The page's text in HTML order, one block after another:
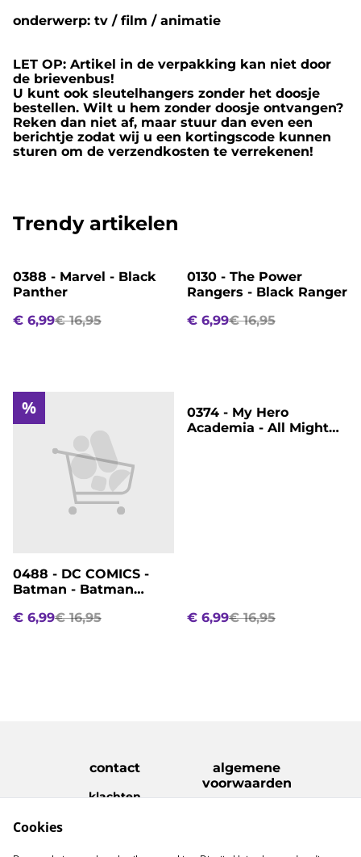
onderwerp: tv / film / animatie
LET OP: Artikel in de verpakking kan niet door
de brievenbus!
U kunt ook sleutelhangers zonder het doosje
bestellen. Wilt u hem zonder doosje ontvangen?
Reken dan niet af, maar stuur dan even een
berichtje zodat wij u een kortingscode kunnen
sturen om de verzendkosten te verrekenen!
Trendy artikelen
%
0388 - Marvel - Black
Panther
€ 6,99€ 16,95
%
0130 - The Power
Rangers - Black Ranger
€ 6,99€ 16,95
%
0488 - DC COMICS -
Batman - Batman
€ 6,99€ 16,95
%
0374 - My Hero
Academia - All Might
€ 6,99€ 16,95
contact
klachten
algemene
voorwaarden
verzenden &
Cookies